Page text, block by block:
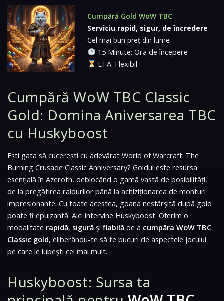
Cumpără Gold WoW TBC
Serviciu rapid, sigur, de încredere
Cel mai bun preț din lume
15 Minute: Ora de începere
ETA: Flexibil
Cumpără WoW TBC Classic
Gold: Domina Aniversarea TBC
cu Huskyboost
Ești gata să cucerești cu adevărat World of Warcraft: The
Burning Crusade Classic Anniversary? Goldul este resursa
esențială în Azeroth, deblocând o gamă vastă de posibilități,
de la pregătirea raidurilor până la achiziționarea de monturi
impresionante. Cu toate acestea, goana nesfârșită după gold
poate fi epuizantă. Aici intervine Huskyboost. Oferim o
modalitate rapidă, sigură și fiabilă de a cumpăra WoW TBC
Classic gold, eliberându-te să te bucuri de aspectele jocului
pe care le iubești cel mai mult.
Huskyboost: Sursa ta